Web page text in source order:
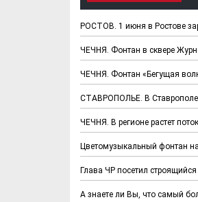
РОСТОВ. 1 июня в Ростове
ЧЕЧНЯ. Фонтан в сквере
ЧЕЧНЯ. Фонтан «Бегущая
СТАВРОПОЛЬЕ. В Ставрополе
ЧЕЧНЯ. В регионе растет
Цветомузыкальный фонтан
Глава ЧР посетил
А знаете ли Вы, что самый